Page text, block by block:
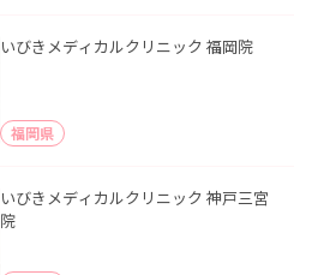
いびきメディカルクリニック 福岡院
福岡県
いびきメディカルクリニック 神戸三宮
院